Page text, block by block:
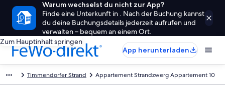
Warum wechselst du nicht zur App?
Finde eine Unterkunft in . Nach der Buchung kannst
du deine Buchungsdetails jederzeit aufrufen und
verwalten – bequem an einem Ort.
Zum Hauptinhalt springen
App herunterladen
Timmendorfer Strand Appartement Strandzwerg Appartement 10